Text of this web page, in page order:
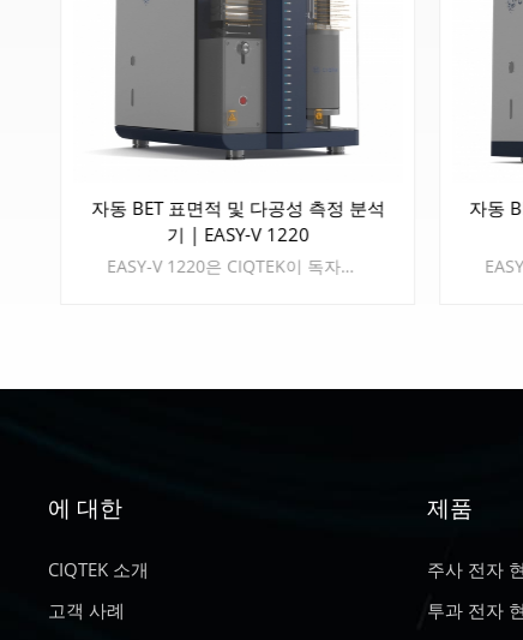
자동 BET 표면적 및 다공성 측정 분석
기 | EASY-V 1220
EASY-V 1220은 CIQTEK이 독자적으로 개발한 정적체적법(Static Volumetric Method)을 이용하여 BET 비표면적 및 기공크기 분석 장비입니다. ▪ 비표면적 테스트, 범위 0.0005(m 2 /g) 이상. ▪ 기공 크기 분석: 2 nm-500 nm. ▪ 2개의 분석 스테이션, 2개의 샘플을 동시에 테스트합니다. ▪ 2단 진공펌프가 장착되어 있습니다.
자동
에 대한
CIQTEK 소개
고객 사례
제품
주사 전자
투과 전자